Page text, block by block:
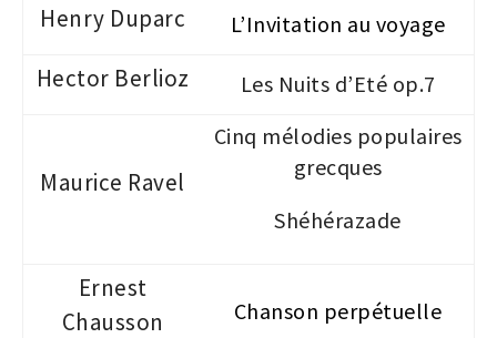
Henry Duparc L’Invitation au voyage
Hector Berlioz Les Nuits d’Eté op.7
Maurice Ravel
Cinq mélodies populaires
grecques
Shéhérazade
Ernest
Chausson
Chanson perpétuelle